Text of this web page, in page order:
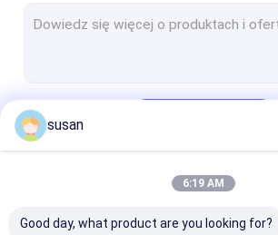
susan
6:19 AM
Good day, what product are you looking for?